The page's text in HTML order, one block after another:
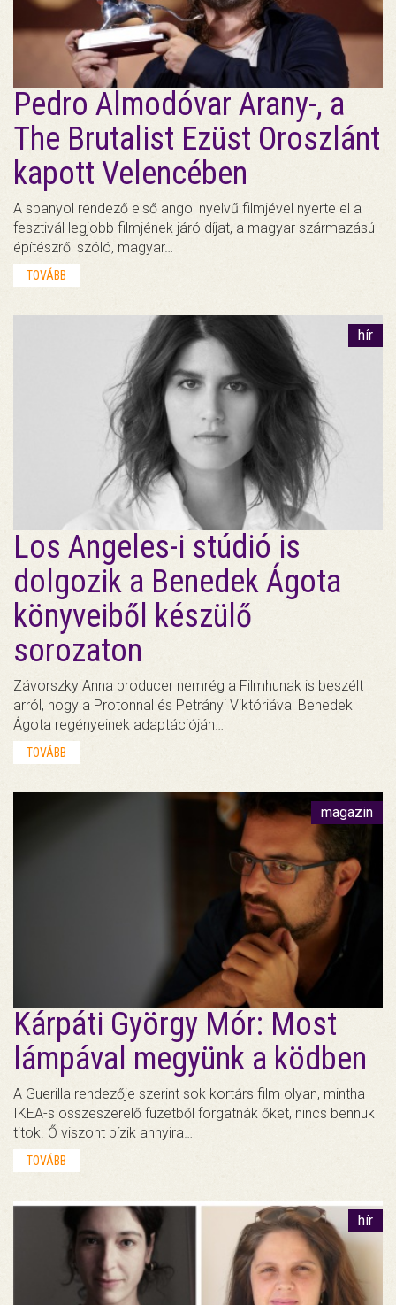
Pedro Almodóvar Arany-, a
The Brutalist Ezüst Oroszlánt
kapott Velencében
A spanyol rendező első angol nyelvű filmjével nyerte el a
fesztivál legjobb filmjének járó díjat, a magyar származású
építészről szóló, magyar…
TOVÁBB
hír
Los Angeles-i stúdió is
dolgozik a Benedek Ágota
könyveiből készülő
sorozaton
Závorszky Anna producer nemrég a Filmhunak is beszélt
arról, hogy a Protonnal és Petrányi Viktóriával Benedek
Ágota regényeinek adaptációján…
TOVÁBB
magazin
Kárpáti György Mór: Most
lámpával megyünk a ködben
A Guerilla rendezője szerint sok kortárs film olyan, mintha
IKEA-s összeszerelő füzetből forgatnák őket, nincs bennük
titok. Ő viszont bízik annyira…
TOVÁBB
hír